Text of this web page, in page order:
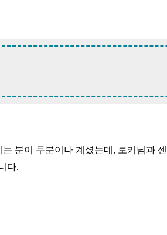
분이 두분이나 계셨는데, 로키님과
다.